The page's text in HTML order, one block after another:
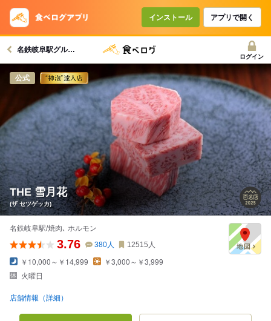
インストール アプリで開く
名鉄岐阜駅グルメへ
ログイン
公式
THE 雪月花
(ザ セツゲッカ)
名鉄岐阜駅/焼肉､ ホルモン
3.76 380人 12515 人
￥10,000～￥14,999
￥3,000～￥3,999
火曜日
店舗情報（詳細）
コースで使えるクーポン
戻る
クーポンを利用せず予約する